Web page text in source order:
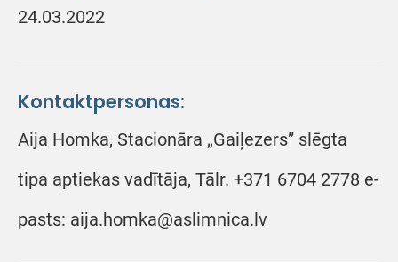
24.03.2022
Kontaktpersonas:
Aija Homka, Stacionāra „Gaiļezers” slēgta
tipa aptiekas vadītāja, Tālr. +371 6704 2778 e-
pasts: aija.homka@aslimnica.lv